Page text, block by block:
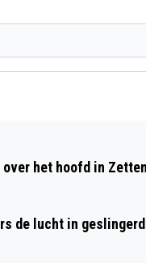
HEEL
het hoofd in Zetten
de lucht in